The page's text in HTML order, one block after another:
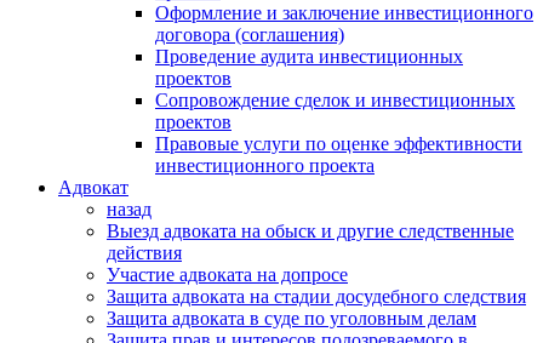
Оформление и заключение инвестиционного
договора (соглашения)
Проведение аудита инвестиционных
проектов
Сопровождение сделок и инвестиционных
проектов
Правовые услуги по оценке эффективности
инвестиционного проекта
Адвокат
назад
Выезд адвоката на обыск и другие следственные
действия
Участие адвоката на допросе
Защита адвоката на стадии досудебного следствия
Защита адвоката в суде по уголовным делам